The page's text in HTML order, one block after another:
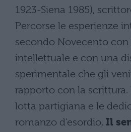
1923-Siena 1985),
Percorse le esperienze
secondo Novecento
intellettuale e con una
sperimentale che gli
rapporto con la scrittura.
lotta partigiana e le
romanzo d’esordio, Il